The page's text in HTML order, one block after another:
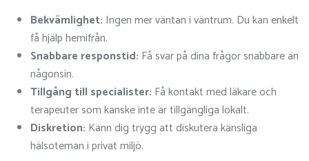
Bekvämlighet: Ingen mer väntan i väntrum. Du kan enkelt
få hjälp hemifrån.
Snabbare responstid: Få svar på dina frågor snabbare än
någonsin.
Tillgång till specialister: Få kontakt med läkare och
terapeuter som kanske inte är tillgängliga lokalt.
Diskretion: Känn dig trygg att diskutera känsliga
hälsoteman i privat miljö.